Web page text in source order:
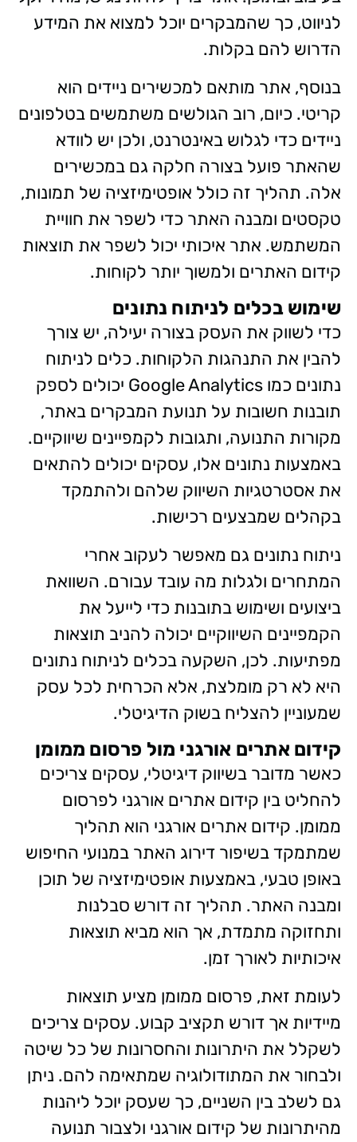
לניווט, כך שהמבקרים יוכל למצוא את המידע
הדרוש להם בקלות.
בנוסף, אתר מותאם למכשירים ניידים הוא
קריטי. כיום, רוב הגולשים משתמשים בטלפונים
ניידים כדי לגלוש באינטרנט, ולכן יש לוודא
שהאתר פועל בצורה חלקה גם במכשירים
אלה. תהליך זה כולל אופטימיזציה של תמונות,
טקסטים ומבנה האתר כדי לשפר את חוויית
המשתמש. אתר איכותי יכול לשפר את תוצאות
קידום האתרים ולמשוך יותר לקוחות.
שימוש בכלים לניתוח נתונים
כדי לשווק את העסק בצורה יעילה, יש צורך
להבין את התנהגות הלקוחות. כלים לניתוח
נתונים כמו Google Analytics יכולים לספק
תובנות חשובות על תנועת המבקרים באתר,
מקורות התנועה, ותגובות לקמפיינים שיווקיים.
באמצעות נתונים אלו, עסקים יכולים להתאים
את אסטרטגיות השיווק שלהם ולהתמקד
בקהלים שמבצעים רכישות.
ניתוח נתונים גם מאפשר לעקוב אחרי
המתחרים ולגלות מה עובד עבורם. השוואת
ביצועים ושימוש בתובנות כדי לייעל את
הקמפיינים השיווקיים יכולה להניב תוצאות
מפתיעות. לכן, השקעה בכלים לניתוח נתונים
היא לא רק מומלצת, אלא הכרחית לכל עסק
שמעוניין להצליח בשוק הדיגיטלי.
קידום אתרים אורגני מול פרסום ממומן
כאשר מדובר בשיווק דיגיטלי, עסקים צריכים
להחליט בין קידום אתרים אורגני לפרסום
ממומן. קידום אתרים אורגני הוא תהליך
שמתמקד בשיפור דירוג האתר במנועי החיפוש
באופן טבעי, באמצעות אופטימיזציה של תוכן
ומבנה האתר. תהליך זה דורש סבלנות
ותחזוקה מתמדת, אך הוא מביא תוצאות
איכותיות לאורך זמן.
לעומת זאת, פרסום ממומן מציע תוצאות
מיידיות אך דורש תקציב קבוע. עסקים צריכים
לשקלל את היתרונות והחסרונות של כל שיטה
ולבחור את המתודולוגיה שמתאימה להם. ניתן
גם לשלב בין השניים, כך שעסק יוכל ליהנות
מהיתרונות של קידום אורגני ולצבור תנועה